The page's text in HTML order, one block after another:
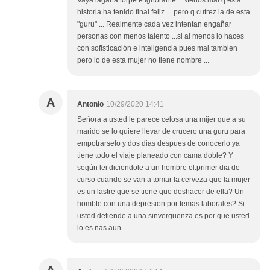
historia ha tenido final feliz ... pero q cutrez la de esta
"guru" ... Realmente cada vez intentan engañar
personas con menos talento ...si al menos lo haces
con sofisticación e inteligencia pues mal tambien
pero lo de esta mujer no tiene nombre ...
A Antonio 10/29/2020 14:41
Señora a usted le parece celosa una mijer que a su
marido se lo quiere llevar de crucero una guru para
empotrarselo y dos dias despues de conocerlo ya
tiene todo el viaje planeado con cama doble? Y
según lei diciendole a un hombre el.primer dia de
curso cuando se van a tomar la cerveza que la mujer
es un lastre que se tiene que deshacer de ella? Un
hombte con una depresion por temas laborales? Si
usted defiende a una sinverguenza es por que usted
lo es nas aun.